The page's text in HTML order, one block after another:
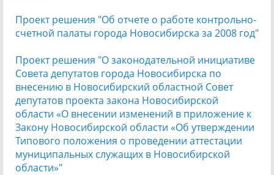
Проект решения "Об отчете о работе контрольно-
счетной палаты города Новосибирска за 2008 год"
Проект решения "О законодательной инициативе
Совета депутатов города Новосибирска по
внесению в Новосибирский областной Совет
депутатов проекта закона Новосибирской
области «О внесении изменений в приложение к
Закону Новосибирской области «Об утверждении
Типового положения о проведении аттестации
муниципальных служащих в Новосибирской
области»"